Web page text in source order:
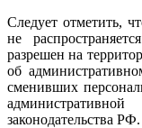
Следует отметить,
не
разрешен на
об
сменивших
законодательства РФ.